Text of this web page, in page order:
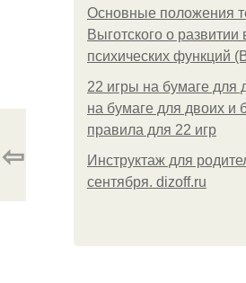
Основные положения
Выготского о
психических функций
22 игры на бумаге для
на бумаге для двоих и
правила для 22 игр
Инструктаж для
сентября. dizoff.ru
⇦